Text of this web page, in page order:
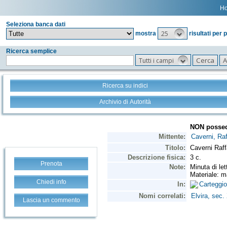
Seleziona banca dati
mostra
25 risultati per
Ricerca semplice
Tutti i campi
Ricerca su indici
Archivio di Autorità
Prenota
Chiedi info
Lascia un commento